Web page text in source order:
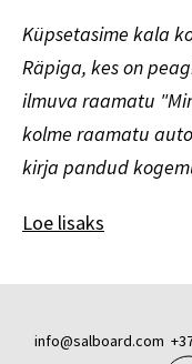
Küpsetasime kala
Räpiga, kes on
ilmuva raamatu
kolme raamatu
kirja pandud
Loe lisaks
info@salboard.com